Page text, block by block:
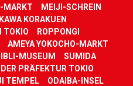
MARKT
MEIJI-SCHREIN
KORAKUEN
TOKIO
ROPPONGI
AMEYA YOKOCHO-MARKT
MUSEUM
SUMIDA
PRÄFEKTUR TOKIO
TEMPEL
ODAIBA-INSEL